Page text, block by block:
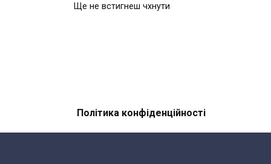
Ще не встигнеш чхнути
Політика конфіденційності